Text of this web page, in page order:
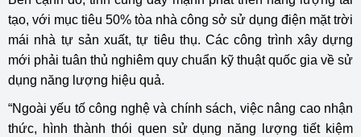
tạo, với mục tiêu 50% tòa nhà công sở sử dụng điện mặt trời
mái nhà tự sản xuất, tự tiêu thụ. Các công trình xây dựng
mới phải tuân thủ nghiêm quy chuẩn kỹ thuật quốc gia về sử
dụng năng lượng hiệu quả.
“Ngoài yếu tố công nghệ và chính sách, việc nâng cao nhận
thức, hình thành thói quen sử dụng năng lượng tiết kiệm